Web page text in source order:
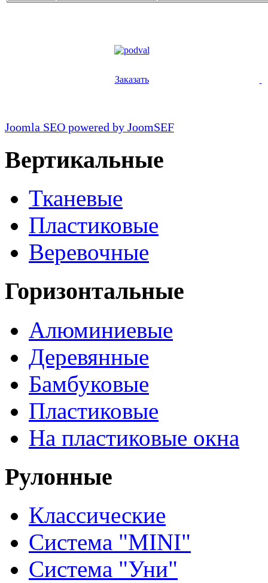
Заказать
Joomla SEO powered by JoomSEF
Вертикальные
Тканевые
Пластиковые
Веревочные
Горизонтальные
Алюминиевые
Деревянные
Бамбуковые
Пластиковые
На пластиковые окна
Рулонные
Классические
Система "MINI"
Система "Уни"